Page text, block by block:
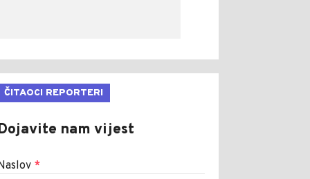
ČITAOCI REPORTERI
nam vijest
*